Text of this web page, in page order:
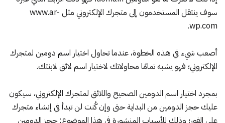
سوف ينتقل المستخدمون إلى متجرك الإلكتروني مثل www.ar-
wp.com
.
أصعب شيء في هذه الخطوة، عندما تحاول اختيار اسم دومين لمتجرك
الإلكتروني؛ فهو يشبه تمامًا محاولاتك لاختيار اسم لائق لابنتك.
بمجرد اختيار اسم الدومين الصحيح واللائق لمتجرك الإلكتروني، سيكون
عليكحجز الدومين من البداية حتى وإن كُنت لن تبدأ في إنشاء متجرك
على الفور؛ وذلك للأسباب المنشورة في هذا الموضوع:حجز الدومين